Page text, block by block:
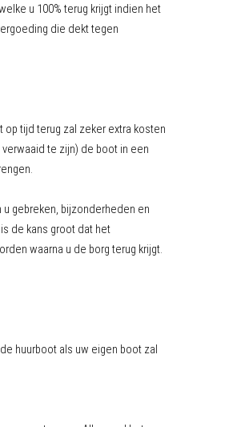
u 100% terug krijgt indien het
die dekt tegen
tijd terug zal zeker extra kosten
te zijn) de boot in een
gebreken, bijzonderheden en
de kans groot dat het
waarna u de borg terug krijgt.
huurboot als uw eigen boot zal